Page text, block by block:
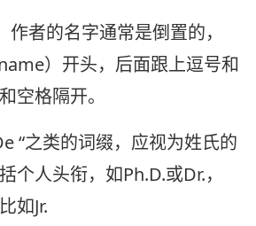
者的名字通常是倒置的，
）开头，后面跟上逗号和
空格隔开。
“之类的词缀，应视为姓氏的
个人头衔，如Ph.D.或Dr.，
如Jr.